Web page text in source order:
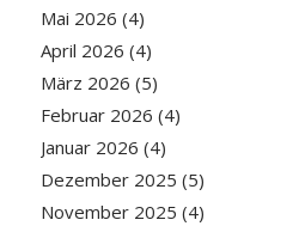
Mai 2026 (4)
April 2026 (4)
März 2026 (5)
Februar 2026 (4)
Januar 2026 (4)
Dezember 2025 (5)
November 2025 (4)